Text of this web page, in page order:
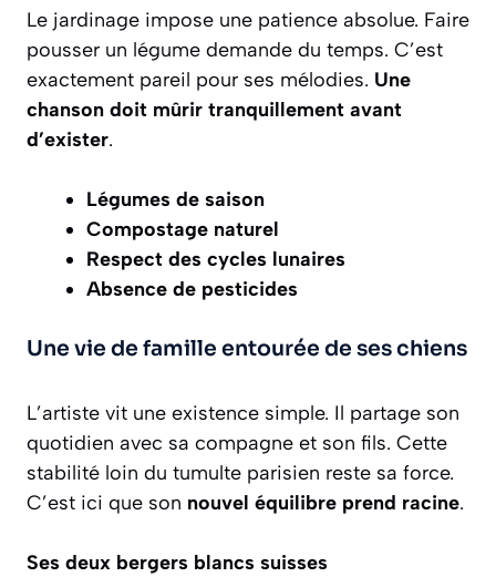
Le jardinage impose une patience absolue. Faire
pousser un légume demande du temps. C’est
exactement pareil pour ses mélodies. Une
chanson doit mûrir tranquillement avant
d’exister.
Légumes de saison
Compostage naturel
Respect des cycles lunaires
Absence de pesticides
Une vie de famille entourée de ses chiens
L’artiste vit une existence simple. Il partage son
quotidien avec sa compagne et son fils. Cette
stabilité loin du tumulte parisien reste sa force.
C’est ici que son nouvel équilibre prend racine.
Ses deux bergers blancs suisses